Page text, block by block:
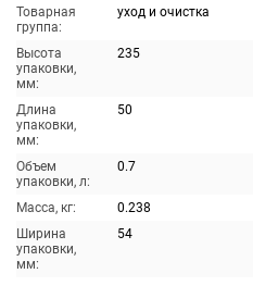
Товарная
группа:
уход и очистка
Высота
упаковки,
мм:
235
Длина
упаковки,
мм:
50
Объем
упаковки, л:
0.7
Масса, кг:
0.238
Ширина
упаковки,
мм:
54